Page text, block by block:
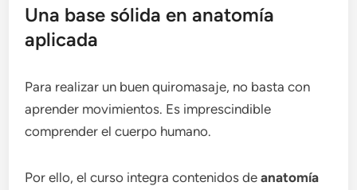
Una base sólida en anatomía
aplicada
Para realizar un buen quiromasaje, no basta con
aprender movimientos. Es imprescindible
comprender el cuerpo humano.
Por ello, el curso integra contenidos deanatomía